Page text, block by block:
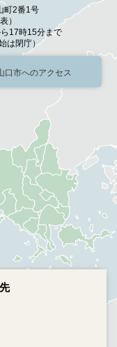
町2番1号
）
17時15分まで
は閉庁）
口市へのアクセス